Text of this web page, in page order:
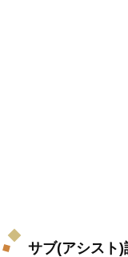
サブ(アシスト